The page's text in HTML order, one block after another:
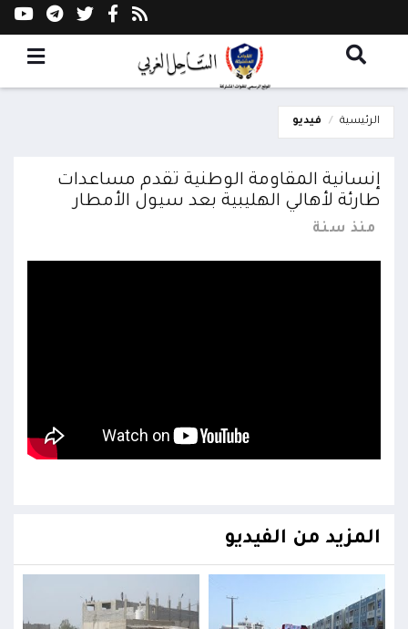
الرئيسية فيديو
إنسانية المقاومة الوطنية تقدم مساعدات
طارئة لأهالي الهليبية بعد سيول الأمطار
منذ سنة
المزيد من الفيديو